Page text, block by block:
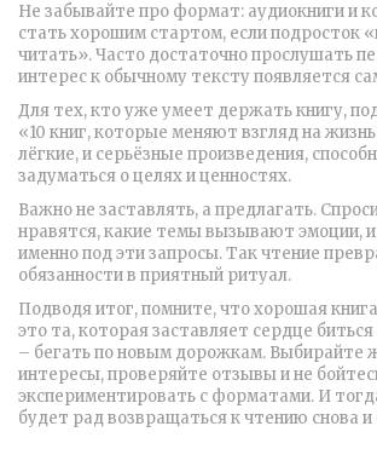
Не забывайте про формат: аудиокниги и
стать хорошим стартом, если подросток
читать». Часто достаточно прослушать
интерес к обычному тексту появляется
Для тех, кто уже умеет держать книгу,
«10 книг, которые меняют взгляд на
лёгкие, и серьёзные произведения,
задуматься о целях и ценностях.
Важно не заставлять, а предлагать.
нравятся, какие темы вызывают эмоции,
именно под эти запросы. Так чтение
обязанности в приятный ритуал.
Подводя итог, помните, что хорошая
это та, которая заставляет сердце
– бегать по новым дорожкам. Выбирайте
интересы, проверяйте отзывы и не
экспериментировать с форматами. И
будет рад возвращаться к чтению снова и